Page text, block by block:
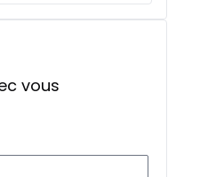
À partir de :
vous